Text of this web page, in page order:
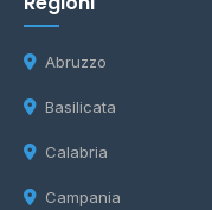
Abruzzo
Basilicata
Calabria
Campania